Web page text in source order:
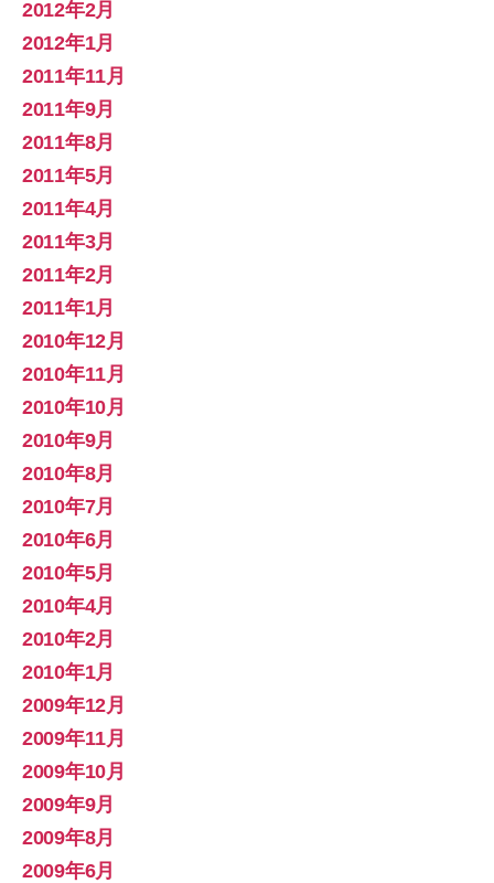
2012年2月
2012年1月
2011年11月
2011年9月
2011年8月
2011年5月
2011年4月
2011年3月
2011年2月
2011年1月
2010年12月
2010年11月
2010年10月
2010年9月
2010年8月
2010年7月
2010年6月
2010年5月
2010年4月
2010年2月
2010年1月
2009年12月
2009年11月
2009年10月
2009年9月
2009年8月
2009年6月